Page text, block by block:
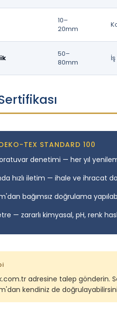
10–
20mm
50–
80mm
TEX STANDARD 100
denetimi — her yıl
hızlı iletim — ihale ve ihracat
bağımsız doğrulama
— zararlı kimyasal, pH, renk
adresine talep gönderin.
kendiniz de